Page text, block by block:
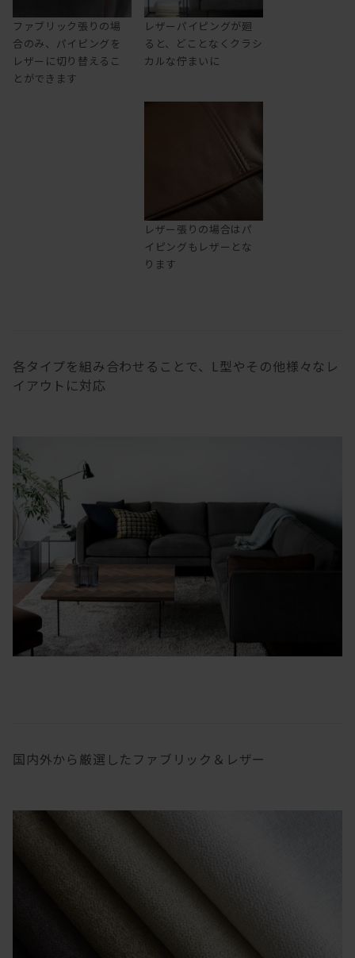
ファブリック張りの場
合のみ、パイピングを
レザーに切り替えるこ
とができます
レザーパイピングが廻
ると、どことなくクラシ
カルな佇まいに
レザー張りの場合はパ
イピングもレザーとな
ります
各タイプを組み合わせることで、L型やその他様々なレ
イアウトに対応
国内外から厳選したファブリック＆レザー